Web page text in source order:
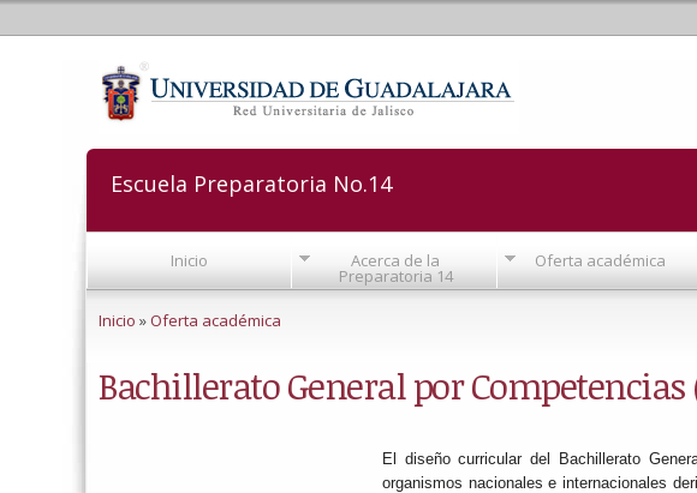
Escuela Preparatoria No.14
Inicio Acerca de la
Preparatoria 14
Oferta académica
Inicio »Oferta académica
Bachillerato General por Competencias
El diseño curricular del Bachillerato
organismos nacionales e internacionales